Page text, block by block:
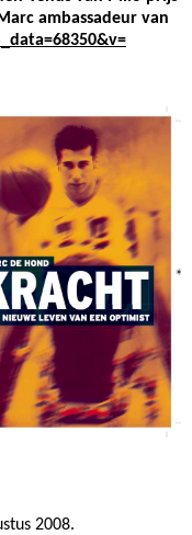
ambassadeur van
2008.